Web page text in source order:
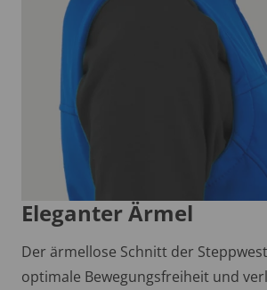
Eleganter Ärmel
Der ärmellose Schnitt der
optimale Bewegungsfreiheit und